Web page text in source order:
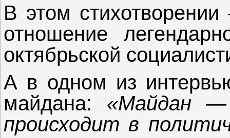
В этом
отношение
октябрьской
А в одном из
майдана: «Майдан
происходит в